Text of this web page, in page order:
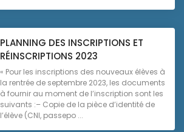
PLANNING DES INSCRIPTIONS ET
RÉINSCRIPTIONS 2023
« Pour les inscriptions des nouveaux élèves à
la rentrée de septembre 2023, les documents
à fournir au moment de l’inscription sont les
suivants :– Copie de la pièce d’identité de
l’élève (CNI, passepo ...